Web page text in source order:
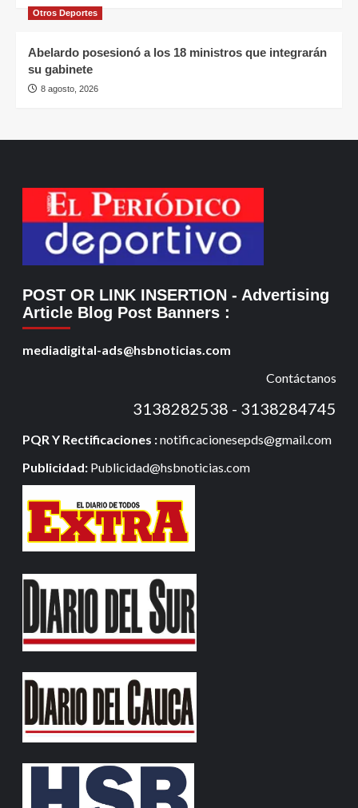
Otros Deportes
Abelardo posesionó a los 18 ministros que integrarán
su gabinete
8 agosto, 2026
POST OR LINK INSERTION - Advertising
Article Blog Post Banners :
mediadigital-ads@hsbnoticias.com
Contáctanos
3138282538 - 3138284745
PQR Y Rectificaciones :notificacionesepds@gmail.com
Publicidad: Publicidad@hsbnoticias.com